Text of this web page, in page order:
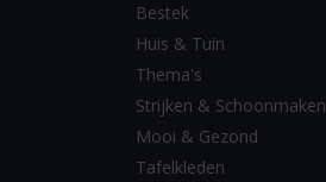
Bestek
Huis & Tuin
Thema's
Strijken & Schoonmaken
Mooi & Gezond
Tafelkleden